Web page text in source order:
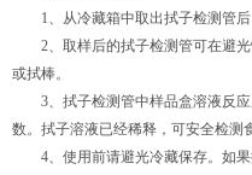
1、从冷藏箱中取出拭子检测管后
2、取样后的拭子检测管可在避光
或拭棒。
3、拭子检测管中样品盒溶液反应
数。拭子溶液已经稀释，可安全检测
4、使用前请避光冷藏保存。如果